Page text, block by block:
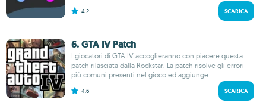
4.2 SCARICA
6. GTA IV Patch
I giocatori di GTA IV accoglieranno con piacere questa
patch rilasciata dalla Rockstar. La patch risolve gli errori
più comuni presenti nel gioco ed aggiunge...
4.6 SCARICA